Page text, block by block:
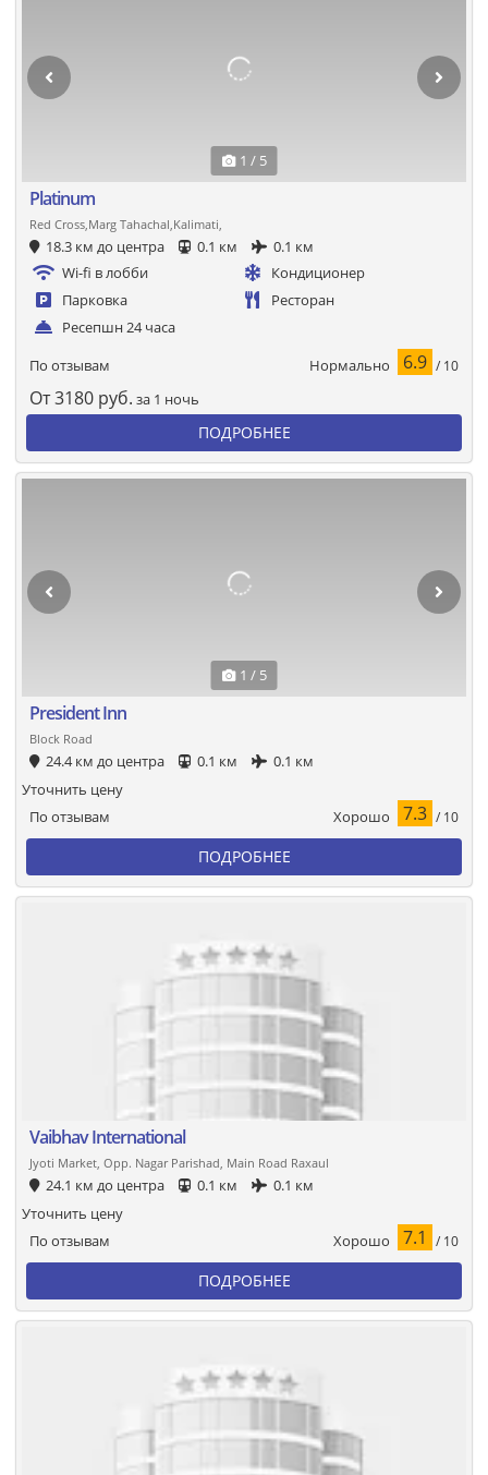
1 / 5
Platinum
Red Cross,Marg Tahachal,Kalimati,
18.3 км до центра 0.1 км
0.1 км
Wi-fi в лобби
Кондиционер
Парковка
Ресторан
Ресепшн 24 часа
По отзывам Нормально 6.9 / 10
От3180 руб. за 1 ночь
ПОДРОБНЕЕ
1 / 5
President Inn
Block Road
24.4 км до центра 0.1 км 0.1 км
По отзывам Хорошо 7.3 / 10
Уточнить цену
ПОДРОБНЕЕ
Vaibhav International
Jyoti Market, Opp. Nagar Parishad, Main Road Raxaul
24.1 км до центра 0.1 км 0.1 км
По отзывам Хорошо 7.1 / 10
Уточнить цену
ПОДРОБНЕЕ